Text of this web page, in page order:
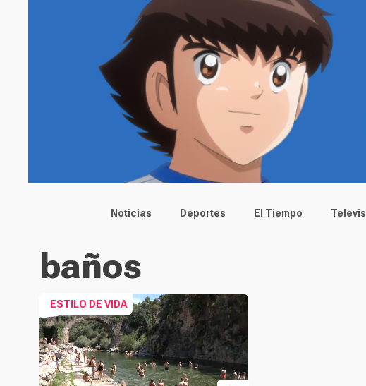
Main menu
Noticias Deportes El Tiempo
baños
ESTILO DE VIDA